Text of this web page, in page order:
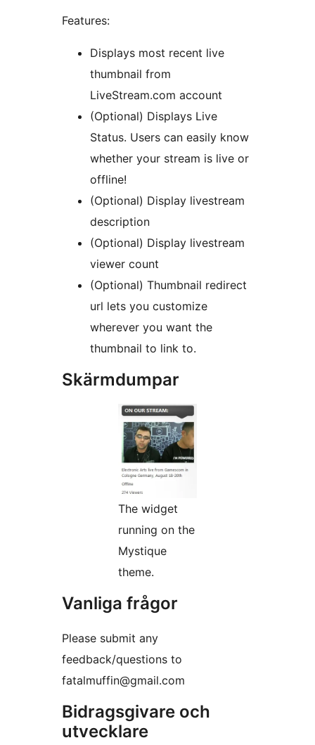
Features:
Displays most recent live
thumbnail from
LiveStream.com account
(Optional) Displays Live
Status. Users can easily know
whether your stream is live or
offline!
(Optional) Display livestream
description
(Optional) Display livestream
viewer count
(Optional) Thumbnail redirect
url lets you customize
wherever you want the
thumbnail to link to.
Skärmdumpar
The widget
running on the
Mystique
theme.
Vanliga frågor
Please submit any
feedback/questions to
fatalmuffin@gmail.com
Bidragsgivare och
utvecklare